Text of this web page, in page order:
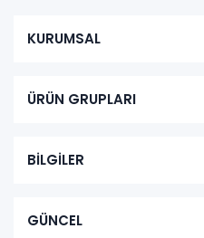
KURUMSAL
ÜRÜN GRUPLARI
BİLGİLER
GÜNCEL